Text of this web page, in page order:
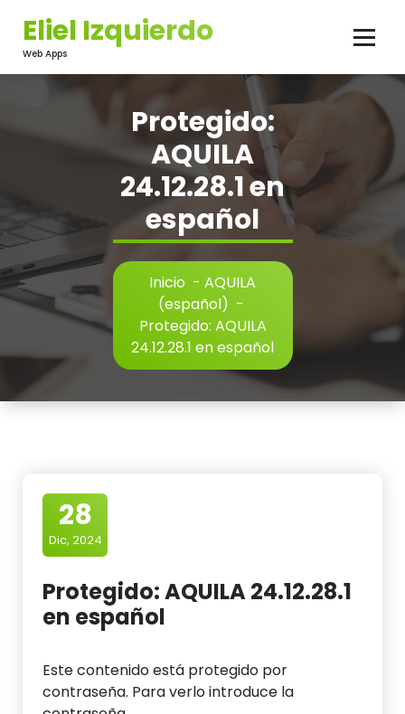
contenido
Eliel Izquierdo
Web Apps
Protegido:
AQUILA
24.12.28.1 en
español
Inicio - AQUILA
(español) -
Protegido: AQUILA
24.12.28.1 en español
28
Dic, 2024
Protegido: AQUILA 24.12.28.1
en español
Este contenido está protegido por
contraseña. Para verlo introduce la